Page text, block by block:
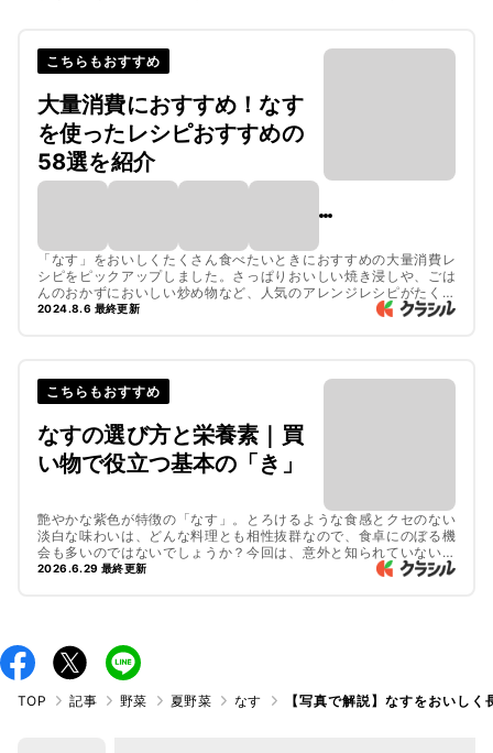
こちらもおすすめ
大量消費におすすめ！なす
を使ったレシピおすすめの
58選を紹介
「なす」をおいしくたくさん食べたいときにおすすめの大量消費レ
シピをピックアップしました。さっぱりおいしい焼き浸しや、ごは
んのおかずにおいしい炒め物など、人気のアレンジレシピがたくさ
ん！ぜひチェックしてみてくださいね。
2024.8.6 最終更新
こちらもおすすめ
なすの選び方と栄養素｜買
い物で役立つ基本の「き」
艶やかな紫色が特徴の「なす」。とろけるような食感とクセのない
淡白な味わいは、どんな料理とも相性抜群なので、食卓にのぼる機
会も多いのではないでしょうか？今回は、意外と知られていないな
すの栄養素や、おいしいなすの選び方についてご紹介します。ぜひ
2026.6.29 最終更新
TOP 記事 野菜 夏野菜 なす 【写真で解説】なすをおいし